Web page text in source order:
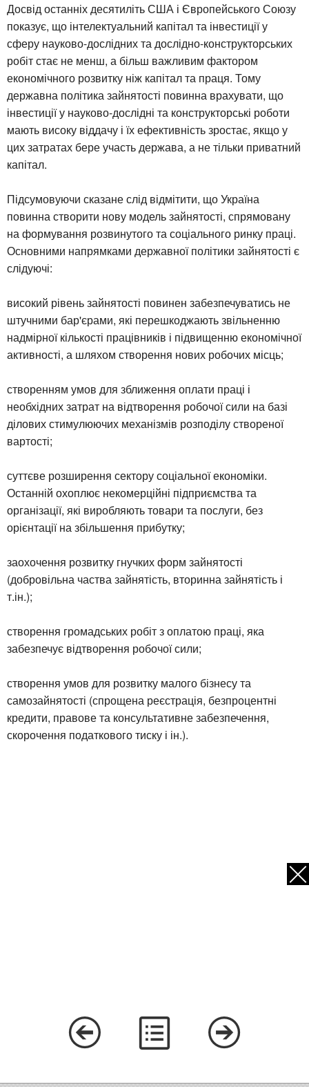
Досвід останніх десятиліть США і Європейського Союзу
показує, що інтелектуальний капітал та інвестиції у
сферу науково-дослідних та дослідно-конструкторських
робіт стає не менш, а більш важливим фактором
економічного розвитку ніж капітал та праця. Тому
державна політика зайнятості повинна врахувати, що
інвестиції у науково-дослідні та конструкторські роботи
мають високу віддачу і їх ефективність зростає, якщо у
цих затратах бере участь держава, а не тільки приватний
капітал.
Підсумовуючи сказане слід відмітити, що Україна
повинна створити нову модель зайнятості, спрямовану
на формування розвинутого та соціального ринку праці.
Основними напрямками державної політики зайнятості є
слідуючі:
високий рівень зайнятості повинен забезпечуватись не
штучними бар'єрами, які перешкоджають звільненню
надмірної кількості працівників і підвищенню економічної
активності, а шляхом створення нових робочих місць;
створенням умов для зближення оплати праці і
необхідних затрат на відтворення робочої сили на базі
ділових стимулюючих механізмів розподілу створеної
вартості;
суттєве розширення сектору соціальної економіки.
Останній охоплює некомерційні підприємства та
організації, які виробляють товари та послуги, без
орієнтації на збільшення прибутку;
заохочення розвитку гнучких форм зайнятості
(добровільна частва зайнятість, вторинна зайнятість і
т.ін.);
створення громадських робіт з оплатою праці, яка
забезпечує відтворення робочої сили;
створення умов для розвитку малого бізнесу та
самозайнятості (спрощена реєстрація, безпроцентні
кредити, правове та консультативне забезпечення,
скорочення податкового тиску і ін.).